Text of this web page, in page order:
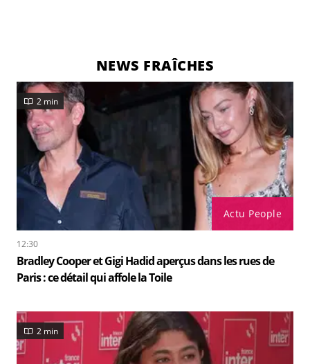
NEWS FRAÎCHES
Actu People
2 min
12:30
Bradley Cooper et Gigi Hadid aperçus dans les rues de
Paris : ce détail qui affole la Toile
2 min